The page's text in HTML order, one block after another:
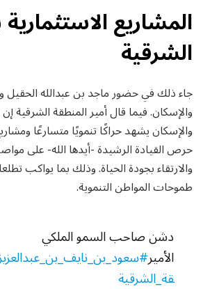
المشاريع
الشرقية
جاء ذلك في حضور ماجد بن عبدالله الحقيل
والإسكان. فيما قال أمير المنطقة الشرقية
والإسكان يشهد حراكًا تنمويًا متسارعًا
حرص القيادة الرشيدة -أيدها الله- على
والارتقاء بجودة الحياة. وذلك بما يواكب
طموحات المواطن التنموية.
دشن صاحب السمو الملكي
الأمير
قة_الشرقية